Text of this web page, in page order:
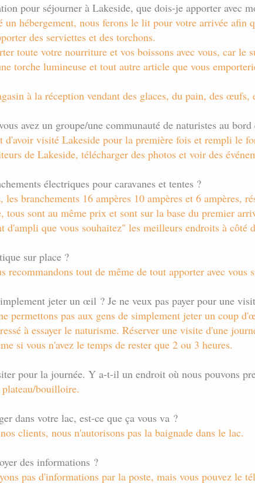
pour séjourner à Lakeside, que dois-je apporter avec
un hébergement, nous ferons le lit pour votre arrivée afin
des serviettes et des torchons.
toute votre nourriture et vos boissons avec vous, car le
torche lumineuse et tout autre article que vous
à la réception vendant des glaces, du pain, des œufs,
avez un groupe/une communauté de naturistes au
d'avoir visité Lakeside pour la première fois et rempli le
de Lakeside, télécharger des photos et voir des
électriques pour caravanes et tentes ?
branchements 16 ampères 10 ampères et 6 ampères,
tous sont au même prix et sont sur la base du premier
d'ampli que vous souhaitez" les meilleurs endroits à côté
sur place ?
recommandons tout de même de tout apporter avec vous
jeter un œil ? Je ne veux pas payer pour une
permettons pas aux gens de simplement jeter un coup
à essayer le naturisme. Réserver une visite d'une
si vous n'avez le temps de rester que 2 ou 3 heures.
pour la journée. Y a-t-il un endroit où nous pouvons
bouilloire.
dans votre lac, est-ce que ça vous va ?
clients, nous n'autorisons pas la baignade dans le lac.
des informations ?
pas d'informations par la poste, mais vous pouvez le